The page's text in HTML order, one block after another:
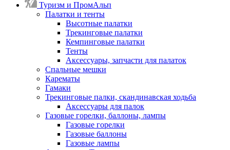
Туризм и ПромАльп
Палатки и тенты
Высотные палатки
Трекинговые палатки
Кемпинговые палатки
Тенты
Аксессуары, запчасти для палаток
Спальные мешки
Карематы
Гамаки
Трекинговые палки, скандинавская ходьба
Аксессуары для палок
Газовые горелки, баллоны, лампы
Газовые горелки
Газовые баллоны
Газовые лампы